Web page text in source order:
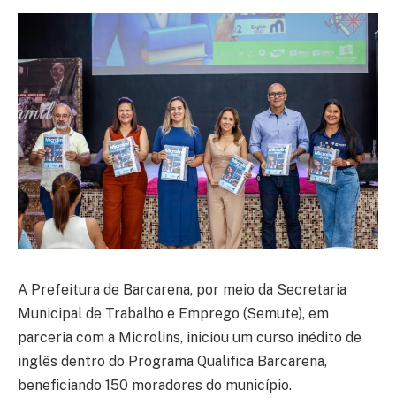
A Prefeitura de Barcarena, por meio da Secretaria
Municipal de Trabalho e Emprego (Semute), em
parceria com a Microlins, iniciou um curso inédito de
inglês dentro do Programa Qualifica Barcarena,
beneficiando 150 moradores do município.